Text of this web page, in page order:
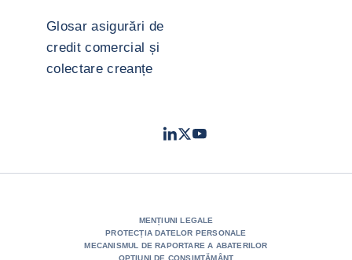
Glosar asigurări de
credit comercial și
colectare creanțe
LinkedIn
TwitterYoutube
MENȚIUNI LEGALE
PROTECȚIA DATELOR PERSONALE
MECANISMUL DE RAPORTARE A ABATERILOR
OPȚIUNI DE CONSIMȚĂMÂNT